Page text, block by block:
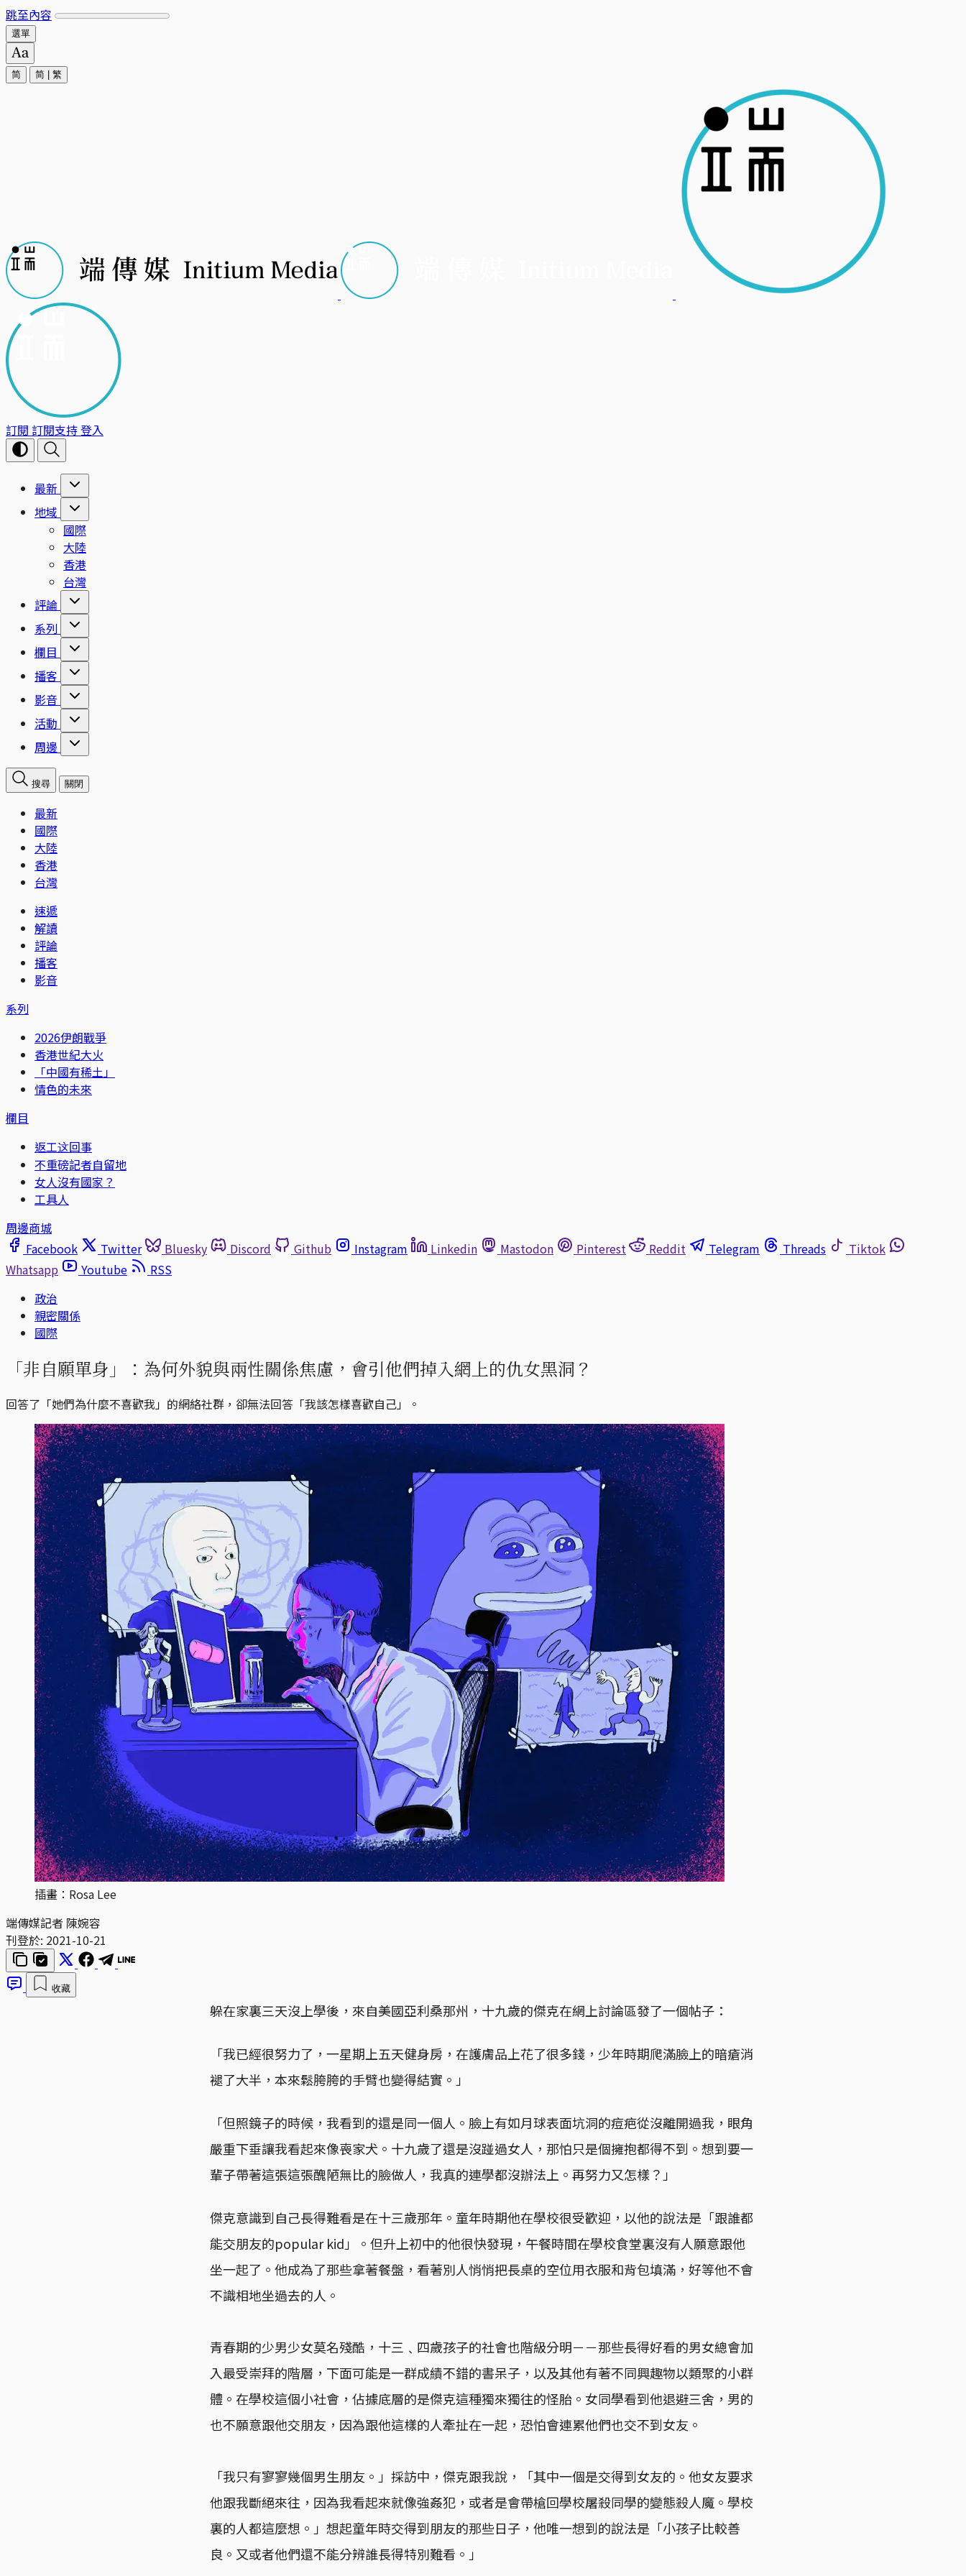
跳至內容
選單
简 简 繁
訂閱 訂閱支持登入
最新
地域
國際
大陸
香港
台灣
評論
系列
欄目
播客
影音
活動
周邊
搜尋 關閉
最新
國際
大陸
香港
台灣
速遞
解讀
評論
播客
影音
系列
2026伊朗戰爭
香港世紀大火
「中國有稀土」
情色的未來
欄目
返工这回事
不重磅記者自留地
女人沒有國家？
工具人
周邊商城
Facebook
Twitter Bluesky Discord Github Instagram Linkedin Mastodon Pinterest Reddit Telegram Threads
Tiktok
Whatsapp
Youtube
RSS
政治
親密關係
國際
「非自願單身」：為何外貌與兩性關係焦慮，會引他們掉入網上的仇女黑洞？
回答了「她們為什麼不喜歡我」的網絡社群，卻無法回答「我該怎樣喜歡自己」。
插畫：Rosa Lee
端傳媒記者 陳婉容
刊登於: 2021-10-21
收藏
躲在家裏三天沒上學後，來自美國亞利桑那州，十九歲的傑克在網上討論區發了一個帖子：
「我已經很努力了，一星期上五天健身房，在護膚品上花了很多錢，少年時期爬滿臉上的暗瘡消
褪了大半，本來鬆胯胯的手臂也變得結實。」
「但照鏡子的時候，我看到的還是同一個人。臉上有如月球表面坑洞的痘疤從沒離開過我，眼角
嚴重下垂讓我看起來像喪家犬。十九歲了還是沒踫過女人，那怕只是個擁抱都得不到。想到要一
輩子帶著這張這張醜陋無比的臉做人，我真的連學都沒辦法上。再努力又怎樣？」
傑克意識到自己長得難看是在十三歲那年。童年時期他在學校很受歡迎，以他的說法是「跟誰都
能交朋友的popular kid」。但升上初中的他很快發現，午餐時間在學校食堂裏沒有人願意跟他
坐一起了。他成為了那些拿著餐盤，看著別人悄悄把長桌的空位用衣服和背包填滿，好等他不會
不識相地坐過去的人。
青春期的少男少女莫名殘酷，十三﹑四歲孩子的社會也階級分明－－那些長得好看的男女總會加
入最受崇拜的階層，下面可能是一群成績不錯的書呆子，以及其他有著不同興趣物以類聚的小群
體。在學校這個小社會，佔據底層的是傑克這種獨來獨往的怪胎。女同學看到他退避三舍，男的
也不願意跟他交朋友，因為跟他這樣的人牽扯在一起，恐怕會連累他們也交不到女友。
「我只有寥寥幾個男生朋友。」採訪中，傑克跟我說，「其中一個是交得到女友的。他女友要求
他跟我斷絕來往，因為我看起來就像強姦犯，或者是會帶槍回學校屠殺同學的變態殺人魔。學校
裏的人都這麼想。」想起童年時交得到朋友的那些日子，他唯一想到的說法是「小孩子比較善
良。又或者他們還不能分辨誰長得特別難看。」